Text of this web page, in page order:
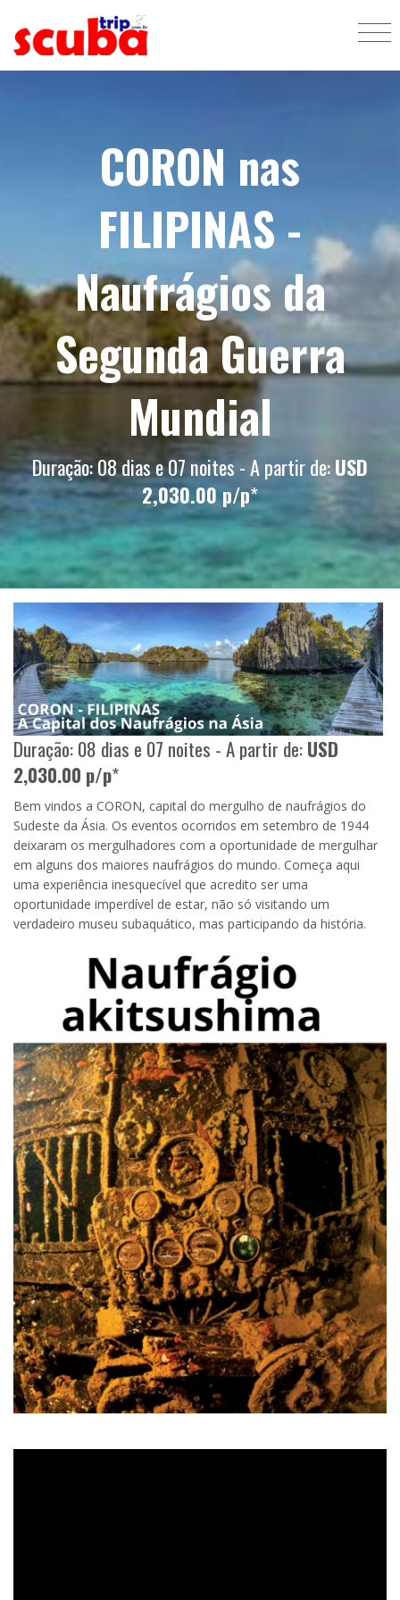
CORON nas
FILIPINAS -
Naufrágios da
Segunda Guerra
Mundial
Duração: 08 dias e 07 noites - A partir de:USD
2,030.00 p/p*
Duração: 08 dias e 07 noites - A partir de:USD
2,030.00 p/p*
Bem vindos a CORON, capital do mergulho de naufrágios do
Sudeste da Ásia. Os eventos ocorridos em setembro de 1944
deixaram os mergulhadores com a oportunidade de mergulhar
em alguns dos maiores naufrágios do mundo. Começa aqui
uma experiência inesquecível que acredito ser uma
oportunidade imperdível de estar, não só visitando um
verdadeiro museu subaquático, mas participando da história.